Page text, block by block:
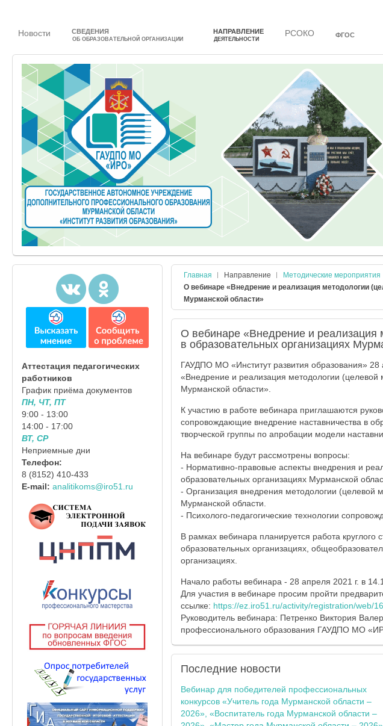
Новости СВЕДЕНИЯ
ОБ ОБРАЗОВАТЕЛЬНОЙ ОРГАНИЗАЦИИ
НАПРАВЛЕНИЕ
ДЕЯТЕЛЬНОСТИ
РСОКО ФГОС
Главная Направление Методические мероприятия
О вебинаре «Внедрение и реализация методологии
Мурманской области»
О вебинаре «Внедрение и реализация
в образовательных организациях
ГАУДПО МО «Институт развития образования»
«Внедрение и реализация методологии (целевой
Мурманской области».
К участию в работе вебинара приглашаются
сопровождающие внедрение наставничества в
творческой группы по апробации модели
На вебинаре будут рассмотрены вопросы:
- Нормативно-правовые аспекты внедрения и
образовательных организациях Мурманской
- Организация внедрения методологии (целевой
Мурманской области.
- Психолого-педагогические технологии
В рамках вебинара планируется работа
образовательных организациях,
организациях.
Начало работы вебинара - 28 апреля 2021 г. в
Для участия в вебинаре просим пройти
ссылке: https://ez.iro51.ru/activity/registration/web/
Руководитель вебинара: Петренко Виктория
профессионального образования ГАУДПО МО
Последниеновости
Вебинар для победителей профессиональных
конкурсов «Учитель года Мурманской области –
2026», «Воспитатель года Мурманской области –
Аттестация педагогических
работников
График приёма документов
ПН, ЧТ, ПТ
9:00 - 13:00
14:00 - 17:00
ВТ, СР
Неприемные дни
Телефон:
8 (8152) 410-433
E-mail: analitikoms@iro51.ru